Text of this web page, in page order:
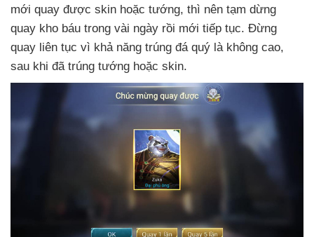
mới quay được skin hoặc tướng, thì nên tạm dừng
quay kho báu trong vài ngày rồi mới tiếp tục. Đừng
quay liên tục vì khả năng trúng đá quý là không cao,
sau khi đã trúng tướng hoặc skin.